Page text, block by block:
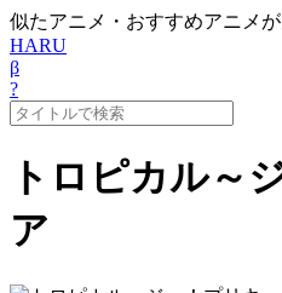
似たアニメ・おすすめアニメ
HARU
β
?
トロピカル～
ア